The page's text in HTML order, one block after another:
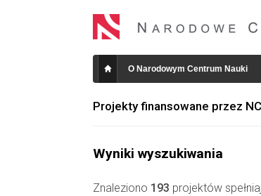
O Narodowym Centrum Nauki
Projekty finansowane przez
Wyniki wyszukiwania
Znaleziono 193 projektów